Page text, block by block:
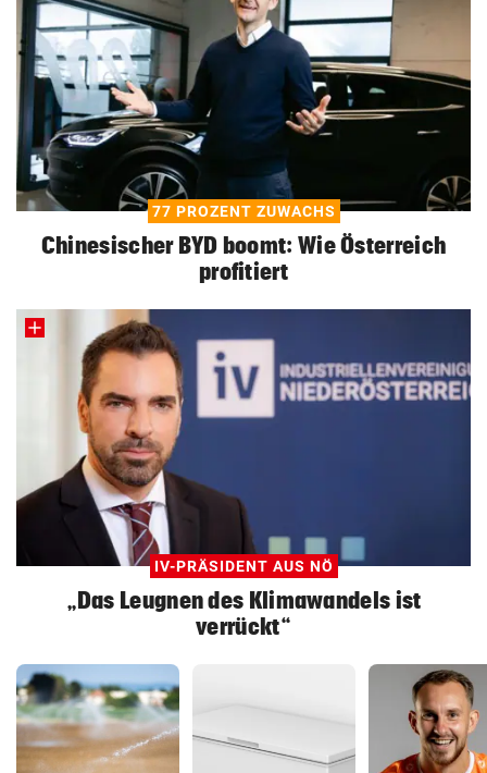
77 PROZENT ZUWACHS
Chinesischer BYD boomt: Wie Österreich
profitiert
IV-PRÄSIDENT AUS NÖ
„Das Leugnen des Klimawandels ist
verrückt“